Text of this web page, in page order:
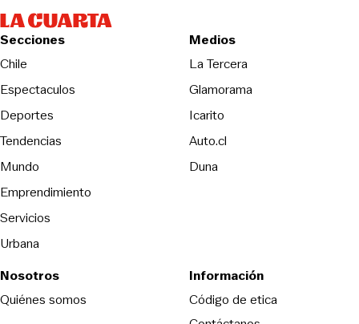
Secciones
Chile
Espectaculos
Deportes
Tendencias
Mundo
Emprendimiento
Servicios
Urbana
Medios
La Tercera
Glamorama
Icarito
Auto.cl
Duna
Nosotros
Quiénes somos
Información
Código de etica